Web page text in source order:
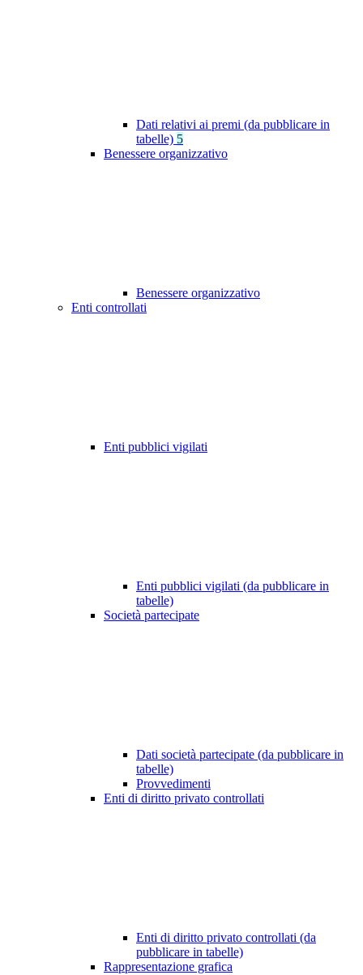
Dati relativi ai premi (da pubblicare in
tabelle) 5
Benessere organizzativo
Benessere organizzativo
Enti controllati
Enti pubblici vigilati
Enti pubblici vigilati (da pubblicare in
tabelle)
Società partecipate
Dati società partecipate (da pubblicare in
tabelle)
Provvedimenti
Enti di diritto privato controllati
Enti di diritto privato controllati (da
pubblicare in tabelle)
Rappresentazione grafica